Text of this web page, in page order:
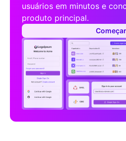
usuários em minutos e
produto principal.
Começar